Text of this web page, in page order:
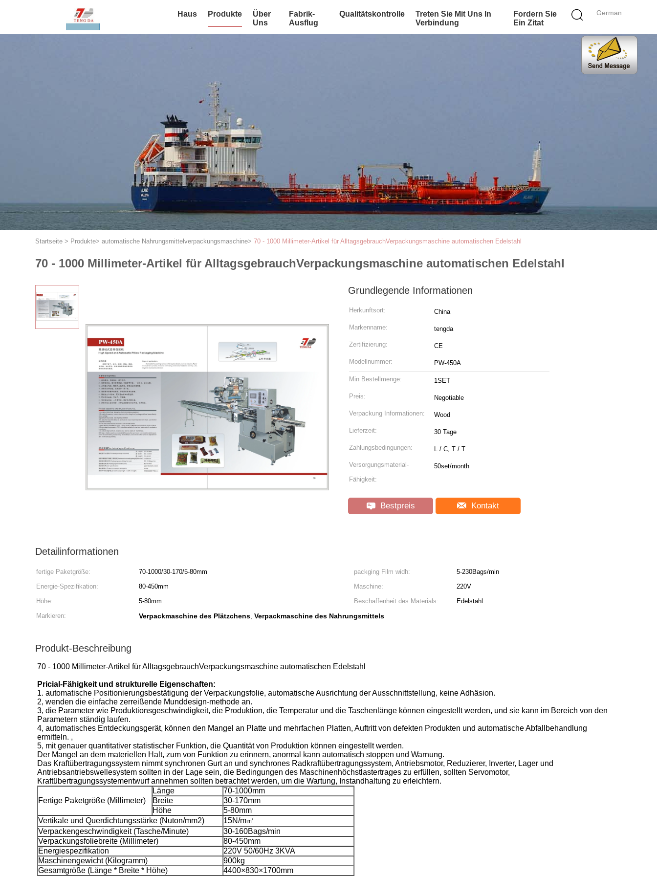
German
Haus Produkte
Über
Uns
Fabrik-
Ausflug
Qualitätskontrolle
Treten Sie Mit Uns In
Verbindung
Fordern Sie
Ein Zitat
Startseite > Produkte> automatische Nahrungsmittelverpackungsmaschine> 70 - 1000 Millimeter-Artikel für AlltagsgebrauchVerpackungsmaschine automatischen Edelstahl
70 - 1000 Millimeter-Artikel für AlltagsgebrauchVerpackungsmaschine automatischen Edelstahl
Grundlegende Informationen
Herkunftsort: China
Markenname: tengda
Zertifizierung: CE
Modellnummer: PW-450A
Min Bestellmenge: 1SET
Preis: Negotiable
Verpackung Informationen: Wood
Lieferzeit: 30 Tage
Zahlungsbedingungen: L / C, T / T
Versorgungsmaterial-
Fähigkeit:
50set/month
Bestpreis Kontakt
Detailinformationen
fertige Paketgröße: 70-1000/30-170/5-80mm packging Film widh:
5-230Bags/min
Energie-Spezifikation:
80-450mm Maschine:
220V
Höhe:
5-80mm Beschaffenheit des Materials:
Edelstahl
Markieren:
Verpackmaschine des Plätzchens, Verpackmaschine des Nahrungsmittels
Produkt-Beschreibung
70 - 1000 Millimeter-Artikel für AlltagsgebrauchVerpackungsmaschine automatischen Edelstahl
Pricial-Fähigkeit und strukturelle Eigenschaften:
1. automatische Positionierungsbestätigung der Verpackungsfolie, automatische Ausrichtung der Ausschnittstellung, keine Adhäsion.
2, wenden die einfache zerreißende Munddesign-methode an.
3, die Parameter wie Produktionsgeschwindigkeit, die Produktion, die Temperatur und die Taschenlänge können eingestellt werden, und sie kann im Bereich von den
Parametern ständig laufen.
4, automatisches Entdeckungsgerät, können den Mangel an Platte und mehrfachen Platten, Auftritt von defekten Produkten und automatische Abfallbehandlung
ermitteln. ,
5, mit genauer quantitativer statistischer Funktion, die Quantität von Produktion können eingestellt werden.
Der Mangel an dem materiellen Halt, zum von Funktion zu erinnern, anormal kann automatisch stoppen und Warnung.
Das Kraftübertragungssystem nimmt synchronen Gurt an und synchrones Radkraftübertragungssystem, Antriebsmotor, Reduzierer, Inverter, Lager und
Antriebsantriebswellesystem sollten in der Lage sein, die Bedingungen des Maschinenhöchstlastertrages zu erfüllen, sollten Servomotor,
Kraftübertragungssystementwurf annehmen sollten betrachtet werden, um die Wartung, Instandhaltung zu erleichtern.
Fertige Paketgröße (Millimeter)
Länge
70-1000mm
Breite
30-170mm
Höhe
5-80mm
Vertikale und Querdichtungsstärke (Nuton/mm2)
15N/m㎡
Verpackengeschwindigkeit (Tasche/Minute)
30-160Bags/min
Verpackungsfoliebreite (Millimeter)
80-450mm
Energiespezifikation
220V 50/60Hz 3KVA
Maschinengewicht (Kilogramm)
900kg
Gesamtgröße (Länge * Breite * Höhe)
4400×830×1700mm